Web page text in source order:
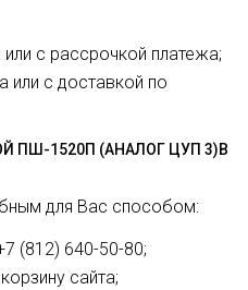
с рассрочкой платежа;
или с доставкой по
ПШ-1520П (АНАЛОГ ЦУП 3)В
для Вас способом:
(812) 640-50-80;
сайта;